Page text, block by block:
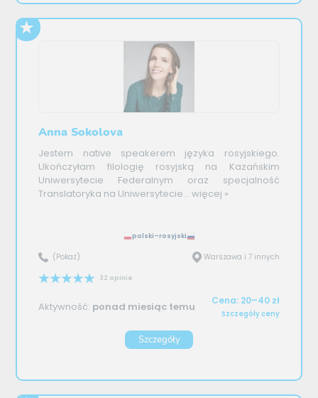
Anna Sokolova
Jestem native speakerem języka rosyjskiego.
Ukończyłam filologię rosyjską na Kazańskim
Uniwersytecie Federalnym oraz specjalność
Translatoryka na Uniwersytecie... więcej »
polski–rosyjski
(Pokaż) Warszawa i 7 innych
32 opinie
Aktywność: ponad miesiąc temu Cena: 20–40 zł
Szczegóły ceny
Szczegóły